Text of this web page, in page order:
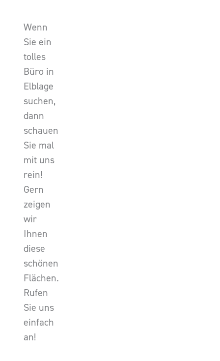
Wenn
Sie ein
tolles
Büro in
Elblage
suchen,
dann
schauen
Sie mal
mit uns
rein!
Gern
zeigen
wir
Ihnen
diese
schönen
Flächen.
Rufen
Sie uns
einfach
an!